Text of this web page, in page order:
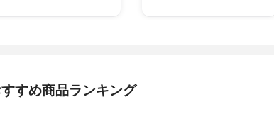
すめ商品ランキング